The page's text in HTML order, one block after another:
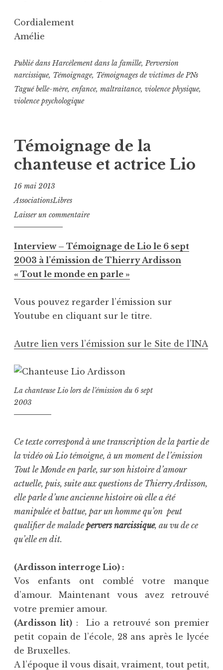
Cordialement
Amélie
Publié dans Harcèlement dans la famille, Perversion
narcissique, Témoignage, Témoignages de victimes de PNs
Taguébelle-mère, enfance, maltraitance, violence physique,
violence psychologique
Témoignage de la
chanteuse et actrice Lio
16 mai 2013
AssociationsLibres
Laisser un commentaire
Interview – Témoignage de Lio le 6 sept
2003 à l’émission de Thierry Ardisson
« Tout le monde en parle »
Vous pouvez regarder l’émission sur
Youtube en cliquant sur le titre.
Autre lien vers l’émission sur le Site de l’INA
La chanteuse Lio lors de l’émission du 6 sept
2003
Ce texte correspond à une transcription de la partie de
la vidéo où Lio témoigne, à un moment de l’émission
Tout le Monde en parle, sur son histoire d’amour
actuelle, puis, suite aux questions de Thierry Ardisson,
elle parle d’une ancienne histoire où elle a été
manipulée et battue, par un homme qu’on peut
qualifier de malade pervers narcissique, au vu de ce
qu’elle en dit.
(Ardisson interroge Lio) :
Vos enfants ont comblé votre manque
d’amour. Maintenant vous avez retrouvé
votre premier amour.
(Ardisson lit) : Lio a retrouvé son premier
petit copain de l’école, 28 ans après le lycée
de Bruxelles.
A l’époque il vous disait, vraiment, tout petit,